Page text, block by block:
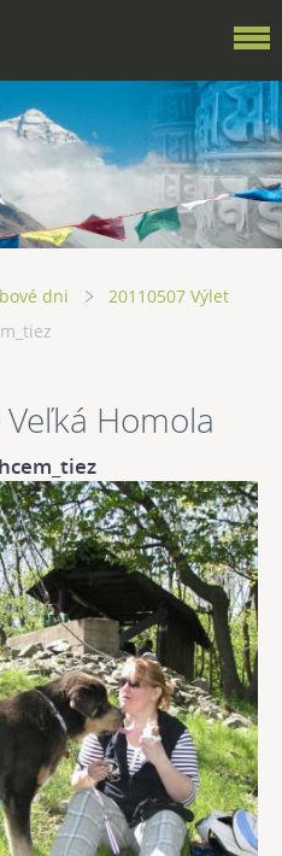
dni
20110507 Výlet
Homola